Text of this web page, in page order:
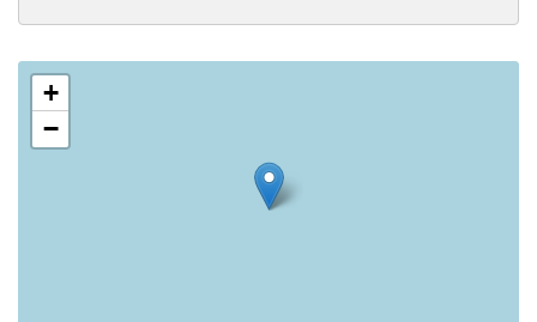
+
−